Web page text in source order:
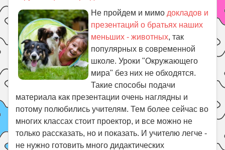
Не пройдем и мимо докладов и
презентаций о братьях наших
меньших - животных, так
популярных в современной
школе. Уроки "Окружающего
мира" без них не обходятся.
Такие способы подачи
материала как презентации очень наглядны и
потому полюбились учителям. Тем более сейчас во
многих классах стоит проектор, и все можно не
только рассказать, но и показать. И учителю легче -
не нужно готовить много дидактических